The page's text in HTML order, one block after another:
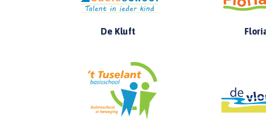
De Kluft